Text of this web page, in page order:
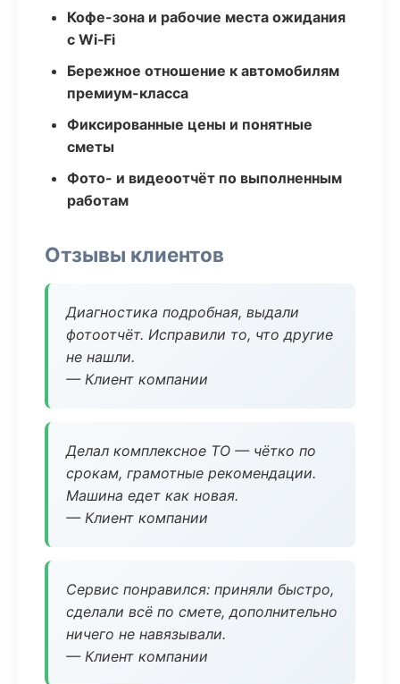
Кофе-зона и рабочие места ожидания
с Wi‑Fi
Бережное отношение к автомобилям
премиум-класса
Фиксированные цены и понятные
сметы
Фото- и видеоотчёт по выполненным
работам
Отзывы клиентов
Диагностика подробная, выдали
фотоотчёт. Исправили то, что другие
не нашли.
— Клиент компании
Делал комплексное ТО — чётко по
срокам, грамотные рекомендации.
Машина едет как новая.
— Клиент компании
Сервис понравился: приняли быстро,
сделали всё по смете, дополнительно
ничего не навязывали.
— Клиент компании